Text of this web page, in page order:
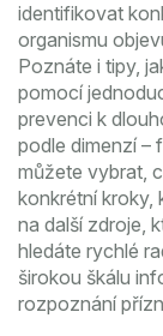
identifikovat
organismu
Poznáte i tipy,
pomocí
prevenci k
podle dimenzí –
můžete vybrat,
konkrétní kroky,
na další zdroje,
hledáte rychlé
širokou škálu
rozpoznání